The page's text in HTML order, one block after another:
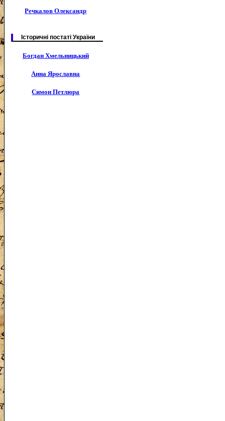
Речкалов Олександр
Історичні постаті України
Богдан Хмельницький
Анна Ярославна
Симон Петлюра